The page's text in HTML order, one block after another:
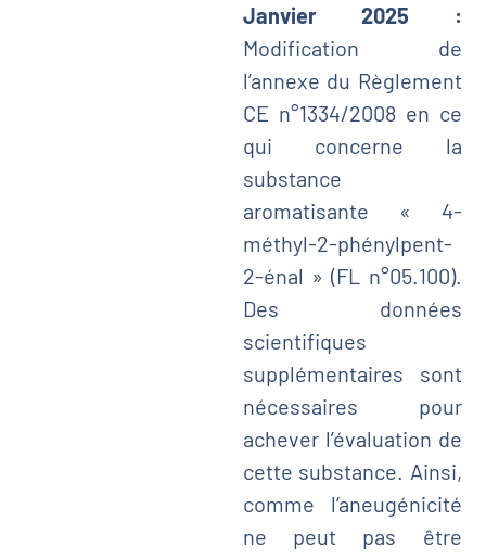
Janvier 2025 :
Modification de
l’annexe du Règlement
CE n°1334/2008 en ce
qui concerne la
substance
aromatisante « 4-
méthyl-2-phénylpent-
2-énal » (FL n°05.100).
Des données
scientifiques
supplémentaires sont
nécessaires pour
achever l’évaluation de
cette substance. Ainsi,
comme l’aneugénicité
ne peut pas être